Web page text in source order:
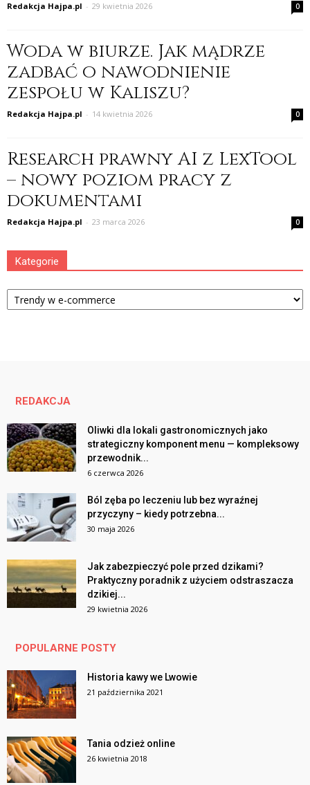
Redakcja Hajpa.pl - 29 kwietnia 2026 0
Woda w biurze. Jak mądrze
zadbać o nawodnienie
zespołu w Kaliszu?
Redakcja Hajpa.pl - 14 kwietnia 2026 0
Research prawny AI z LexTool
– nowy poziom pracy z
dokumentami
Redakcja Hajpa.pl - 23 marca 2026 0
Kategorie
Kategorie
REDAKCJA
Oliwki dla lokali gastronomicznych jako
strategiczny komponent menu — kompleksowy
przewodnik...
6 czerwca 2026
Ból zęba po leczeniu lub bez wyraźnej
przyczyny – kiedy potrzebna...
30 maja 2026
Jak zabezpieczyć pole przed dzikami?
Praktyczny poradnik z użyciem odstraszacza
dzikiej...
29 kwietnia 2026
POPULARNE POSTY
Historia kawy we Lwowie
21 października 2021
Tania odzież online
26 kwietnia 2018